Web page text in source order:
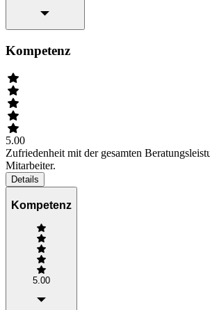
Kompetenz
5.00
Zufriedenheit mit der gesamten
Mitarbeiter.
Details
Kompetenz
5.00